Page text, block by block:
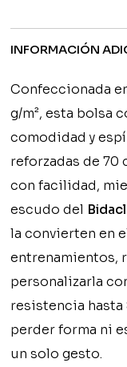
INFORMACIÓN
Confeccionada
g/m², esta bolsa
comodidad y
reforzadas de 70
con facilidad,
escudo del
la convierten en
entrenamientos,
personalizarla
resistencia hasta
perder forma ni
un solo gesto.